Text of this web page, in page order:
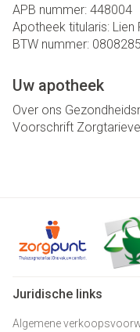
APB nummer: 448004
Apotheek titularis: Lien
BTW nummer:
Uw apotheek
Over ons
Voorschrift
Juridische links
Algemene